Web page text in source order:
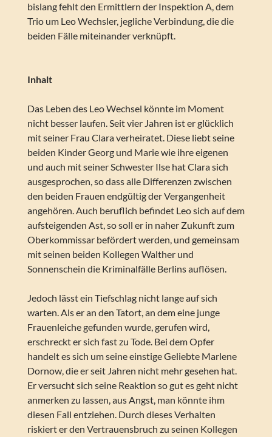
bislang fehlt den Ermittlern der Inspektion A, dem
Trio um Leo Wechsler, jegliche Verbindung, die die
beiden Fälle miteinander verknüpft.
Inhalt
Das Leben des Leo Wechsel könnte im Moment
nicht besser laufen. Seit vier Jahren ist er glücklich
mit seiner Frau Clara verheiratet. Diese liebt seine
beiden Kinder Georg und Marie wie ihre eigenen
und auch mit seiner Schwester Ilse hat Clara sich
ausgesprochen, so dass alle Differenzen zwischen
den beiden Frauen endgültig der Vergangenheit
angehören. Auch beruflich befindet Leo sich auf dem
aufsteigenden Ast, so soll er in naher Zukunft zum
Oberkommissar befördert werden, und gemeinsam
mit seinen beiden Kollegen Walther und
Sonnenschein die Kriminalfälle Berlins auflösen.
Jedoch lässt ein Tiefschlag nicht lange auf sich
warten. Als er an den Tatort, an dem eine junge
Frauenleiche gefunden wurde, gerufen wird,
erschreckt er sich fast zu Tode. Bei dem Opfer
handelt es sich um seine einstige Geliebte Marlene
Dornow, die er seit Jahren nicht mehr gesehen hat.
Er versucht sich seine Reaktion so gut es geht nicht
anmerken zu lassen, aus Angst, man könnte ihm
diesen Fall entziehen. Durch dieses Verhalten
riskiert er den Vertrauensbruch zu seinen Kollegen